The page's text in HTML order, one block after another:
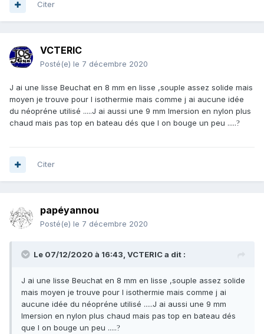
Citer
VCTERIC
Posté(e) le 7 décembre 2020
J ai une lisse Beuchat en 8 mm en lisse ,souple assez solide mais
moyen je trouve pour l isothermie mais comme j ai aucune idée
du néopréne utilisé .....J ai aussi une 9 mm Imersion en nylon plus
chaud mais pas top en bateau dés que l on bouge un peu .....?
Citer
papéyannou
Posté(e) le 7 décembre 2020
Le 07/12/2020 à 16:43, VCTERICa dit :
J ai une lisse Beuchat en 8 mm en lisse ,souple assez solide
mais moyen je trouve pour l isothermie mais comme j ai
aucune idée du néopréne utilisé .....J ai aussi une 9 mm
Imersion en nylon plus chaud mais pas top en bateau dés
que l on bouge un peu .....?